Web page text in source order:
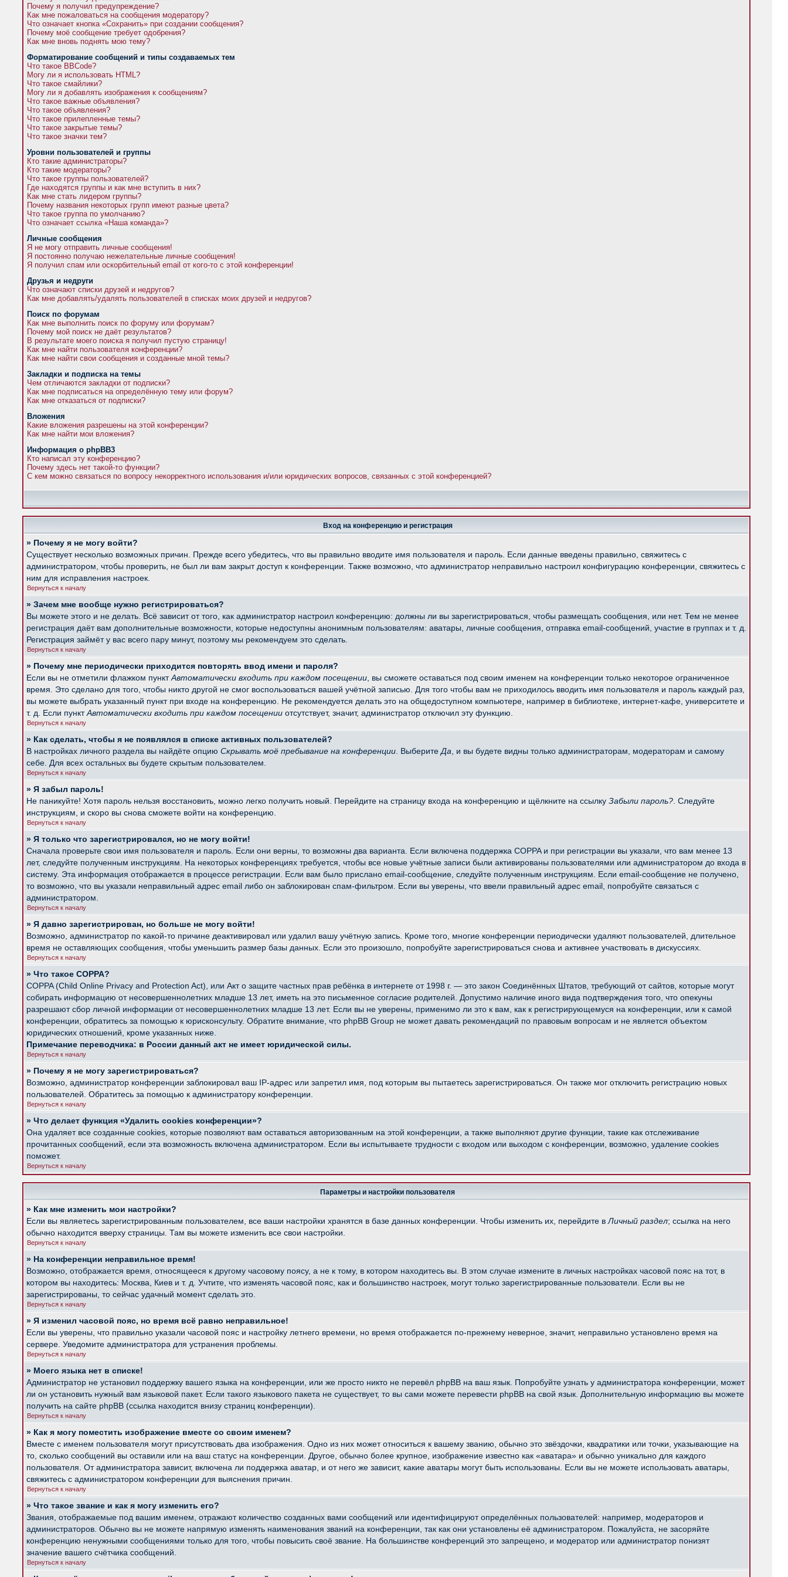
Почему я получил предупреждение?
Как мне пожаловаться на сообщения модератору?
Что означает кнопка «Сохранить» при создании сообщения?
Почему моё сообщение требует одобрения?
Как мне вновь поднять мою тему?
Форматирование сообщений и типы создаваемых тем
Что такое BBCode?
Могу ли я использовать HTML?
Что такое смайлики?
Могу ли я добавлять изображения к сообщениям?
Что такое важные объявления?
Что такое объявления?
Что такое прилепленные темы?
Что такое закрытые темы?
Что такое значки тем?
Уровни пользователей и группы
Кто такие администраторы?
Кто такие модераторы?
Что такое группы пользователей?
Где находятся группы и как мне вступить в них?
Как мне стать лидером группы?
Почему названия некоторых групп имеют разные цвета?
Что такое группа по умолчанию?
Что означает ссылка «Наша команда»?
Личные сообщения
Я не могу отправить личные сообщения!
Я постоянно получаю нежелательные личные сообщения!
Я получил спам или оскорбительный email от кого-то с этой конференции!
Друзья и недруги
Что означают списки друзей и недругов?
Как мне добавлять/удалять пользователей в списках моих друзей и недругов?
Поиск по форумам
Как мне выполнить поиск по форуму или форумам?
Почему мой поиск не даёт результатов?
В результате моего поиска я получил пустую страницу!
Как мне найти пользователя конференции?
Как мне найти свои сообщения и созданные мной темы?
Закладки и подписка на темы
Чем отличаются закладки от подписки?
Как мне подписаться на определённую тему или форум?
Как мне отказаться от подписки?
Вложения
Какие вложения разрешены на этой конференции?
Как мне найти мои вложения?
Информация о phpBB3
Кто написал эту конференцию?
Почему здесь нет такой-то функции?
С кем можно связаться по вопросу некорректного использования и/или юридических вопросов, связанных с этой конференцией?
Вход на конференцию и регистрация
» Почему я не могу войти?
Существует несколько возможных причин. Прежде всего убедитесь, что вы правильно вводите имя пользователя и пароль. Если данные введены правильно, свяжитесь с
администратором, чтобы проверить, не был ли вам закрыт доступ к конференции. Также возможно, что администратор неправильно настроил конфигурацию конференции, свяжитесь с
ним для исправления настроек.
Вернуться к началу
» Зачем мне вообще нужно регистрироваться?
Вы можете этого и не делать. Всё зависит от того, как администратор настроил конференцию: должны ли вы зарегистрироваться, чтобы размещать сообщения, или нет. Тем не менее
регистрация даёт вам дополнительные возможности, которые недоступны анонимным пользователям: аватары, личные сообщения, отправка email-сообщений, участие в группах и т. д.
Регистрация займёт у вас всего пару минут, поэтому мы рекомендуем это сделать.
Вернуться к началу
» Почему мне периодически приходится повторять ввод имени и пароля?
Если вы не отметили флажком пунктАвтоматически входить при каждом посещении , вы сможете оставаться под своим именем на конференции только некоторое ограниченное
время. Это сделано для того, чтобы никто другой не смог воспользоваться вашей учётной записью. Для того чтобы вам не приходилось вводить имя пользователя и пароль каждый раз,
вы можете выбрать указанный пункт при входе на конференцию. Не рекомендуется делать это на общедоступном компьютере, например в библиотеке, интернет-кафе, университете и
т. д. Если пунктАвтоматически входить при каждом посещении отсутствует, значит, администратор отключил эту функцию.
Вернуться к началу
» Как сделать, чтобы я не появлялся в списке активных пользователей?
В настройках личного раздела вы найдёте опцию Скрывать моё пребывание на конференции . Выберите Да , и вы будете видны только администраторам, модераторам и самому
себе. Для всех остальных вы будете скрытым пользователем.
Вернуться к началу
» Я забыл пароль!
Не паникуйте! Хотя пароль нельзя восстановить, можно легко получить новый. Перейдите на страницу входа на конференцию и щёлкните на ссылку Забыли пароль? . Следуйте
инструкциям, и скоро вы снова сможете войти на конференцию.
Вернуться к началу
» Я только что зарегистрировался, но не могу войти!
Сначала проверьте свои имя пользователя и пароль. Если они верны, то возможны два варианта. Если включена поддержка COPPA и при регистрации вы указали, что вам менее 13
лет, следуйте полученным инструкциям. На некоторых конференциях требуется, чтобы все новые учётные записи были активированы пользователями или администратором до входа в
систему. Эта информация отображается в процессе регистрации. Если вам было прислано email-сообщение, следуйте полученным инструкциям. Если email-сообщение не получено,
то возможно, что вы указали неправильный адрес email либо он заблокирован спам-фильтром. Если вы уверены, что ввели правильный адрес email, попробуйте связаться с
администратором.
Вернуться к началу
» Я давно зарегистрирован, но больше не могу войти!
Возможно, администратор по какой-то причине деактивировал или удалил вашу учётную запись. Кроме того, многие конференции периодически удаляют пользователей, длительное
время не оставляющих сообщения, чтобы уменьшить размер базы данных. Если это произошло, попробуйте зарегистрироваться снова и активнее участвовать в дискуссиях.
Вернуться к началу
» Что такое COPPA?
COPPA (Child Online Privacy and Protection Act), или Акт о защите частных прав ребёнка в интернете от 1998 г. — это закон Соединённых Штатов, требующий от сайтов, которые могут
собирать информацию от несовершеннолетних младше 13 лет, иметь на это письменное согласие родителей. Допустимо наличие иного вида подтверждения того, что опекуны
разрешают сбор личной информации от несовершеннолетних младше 13 лет. Если вы не уверены, применимо ли это к вам, как к регистрирующемуся на конференции, или к самой
конференции, обратитесь за помощью к юрисконсульту. Обратите внимание, что phpBB Group не может давать рекомендаций по правовым вопросам и не является объектом
юридических отношений, кроме указанных ниже.
Примечание переводчика: в России данный акт не имеет юридической силы.
Вернуться к началу
» Почему я не могу зарегистрироваться?
Возможно, администратор конференции заблокировал ваш IP-адрес или запретил имя, под которым вы пытаетесь зарегистрироваться. Он также мог отключить регистрацию новых
пользователей. Обратитесь за помощью к администратору конференции.
Вернуться к началу
» Что делает функция «Удалить cookies конференции»?
Она удаляет все созданные cookies, которые позволяют вам оставаться авторизованным на этой конференции, а также выполняют другие функции, такие как отслеживание
прочитанных сообщений, если эта возможность включена администратором. Если вы испытываете трудности с входом или выходом с конференции, возможно, удаление cookies
поможет.
Вернуться к началу
Параметры и настройки пользователя
» Как мне изменить мои настройки?
Если вы являетесь зарегистрированным пользователем, все ваши настройки хранятся в базе данных конференции. Чтобы изменить их, перейдите в Личный раздел; ссылка на него
обычно находится вверху страницы. Там вы можете изменить все свои настройки.
Вернуться к началу
» На конференции неправильное время!
Возможно, отображается время, относящееся к другому часовому поясу, а не к тому, в котором находитесь вы. В этом случае измените в личных настройках часовой пояс на тот, в
котором вы находитесь: Москва, Киев и т. д. Учтите, что изменять часовой пояс, как и большинство настроек, могут только зарегистрированные пользователи. Если вы не
зарегистрированы, то сейчас удачный момент сделать это.
Вернуться к началу
» Я изменил часовой пояс, но время всё равно неправильное!
Если вы уверены, что правильно указали часовой пояс и настройку летнего времени, но время отображается по-прежнему неверное, значит, неправильно установлено время на
сервере. Уведомите администратора для устранения проблемы.
Вернуться к началу
» Моего языка нет в списке!
Администратор не установил поддержку вашего языка на конференции, или же просто никто не перевёл phpBB на ваш язык. Попробуйте узнать у администратора конференции, может
ли он установить нужный вам языковой пакет. Если такого языкового пакета не существует, то вы сами можете перевести phpBB на свой язык. Дополнительную информацию вы можете
получить на сайте phpBB (ссылка находится внизу страниц конференции).
Вернуться к началу
» Как я могу поместить изображение вместе со своим именем?
Вместе с именем пользователя могут присутствовать два изображения. Одно из них может относиться к вашему званию, обычно это звёздочки, квадратики или точки, указывающие на
то, сколько сообщений вы оставили или на ваш статус на конференции. Другое, обычно более крупное, изображение известно как «аватара» и обычно уникально для каждого
пользователя. От администратора зависит, включена ли поддержка аватар, и от него же зависит, какие аватары могут быть использованы. Если вы не можете использовать аватары,
свяжитесь с администратором конференции для выяснения причин.
Вернуться к началу
» Что такое звание и как я могу изменить его?
Звания, отображаемые под вашим именем, отражают количество созданных вами сообщений или идентифицируют определённых пользователей: например, модераторов и
администраторов. Обычно вы не можете напрямую изменять наименования званий на конференции, так как они установлены её администратором. Пожалуйста, не засоряйте
конференцию ненужными сообщениями только для того, чтобы повысить своё звание. На большинстве конференций это запрещено, и модератор или администратор понизят
значение вашего счётчика сообщений.
Вернуться к началу